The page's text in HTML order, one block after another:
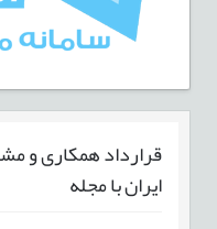
قرارداد همکاری و
ایران با مجله